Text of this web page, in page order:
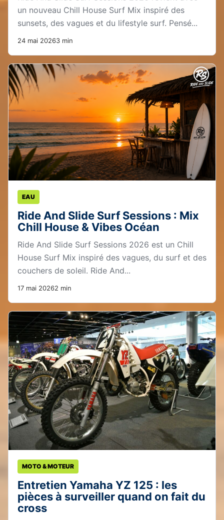
un nouveau Chill House Surf Mix inspiré des
sunsets, des vagues et du lifestyle surf. Pensé...
24 mai 20263 min
EAU
Ride And Slide Surf Sessions : Mix
Chill House & Vibes Océan
Ride And Slide Surf Sessions 2026 est un Chill
House Surf Mix inspiré des vagues, du surf et des
couchers de soleil. Ride And...
17 mai 20262 min
MOTO & MOTEUR
Entretien Yamaha YZ 125 : les
pièces à surveiller quand on fait du
cross